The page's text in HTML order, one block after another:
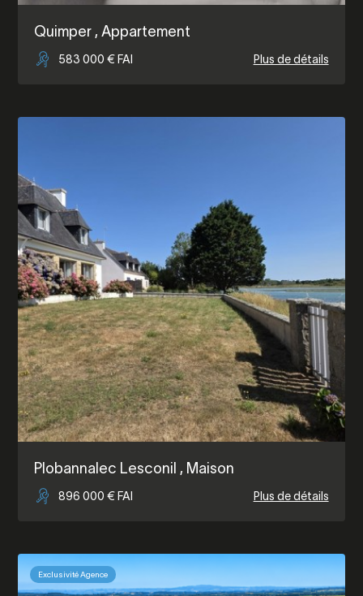
Quimper , Appartement
583 000 € FAI Plus de détails
Plobannalec Lesconil , Maison
896 000 € FAI Plus de détails
Exclusivité Agence